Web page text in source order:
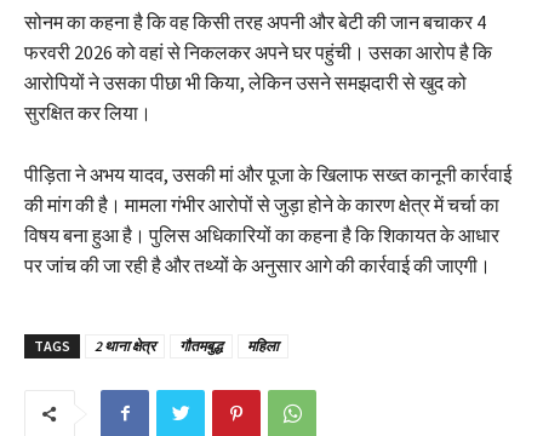
सोनम का कहना है कि वह किसी तरह अपनी और बेटी की जान बचाकर 4
फरवरी 2026 को वहां से निकलकर अपने घर पहुंची। उसका आरोप है कि
आरोपियों ने उसका पीछा भी किया, लेकिन उसने समझदारी से खुद को
सुरक्षित कर लिया।
पीड़िता ने अभय यादव, उसकी मां और पूजा के खिलाफ सख्त कानूनी कार्रवाई
की मांग की है। मामला गंभीर आरोपों से जुड़ा होने के कारण क्षेत्र में चर्चा का
विषय बना हुआ है। पुलिस अधिकारियों का कहना है कि शिकायत के आधार
पर जांच की जा रही है और तथ्यों के अनुसार आगे की कार्रवाई की जाएगी।
TAGS 2 थाना क्षेत्र गौतमबुद्ध महिला